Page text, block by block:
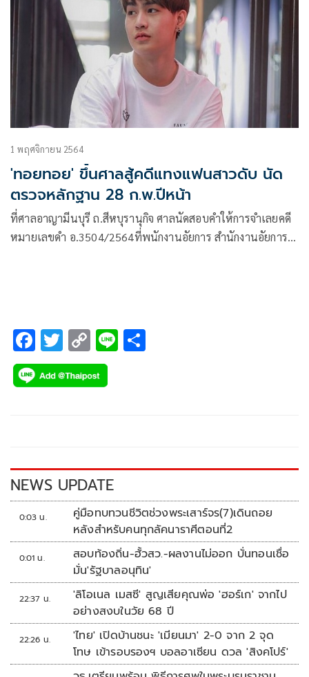
1 พฤศจิกายน 2564
'ทอยทอย' ขึ้นศาลสู้คดีแทงแฟนสาวดับ นัด
ตรวจหลักฐาน 28 ก.พ.ปีหน้า
ที่ศาลอาญามีนบุรี ถ.สีหบุรานุกิจ ศาลนัดสอบคำให้การจำเลยคดี
หมายเลขดำ อ.3504/2564ที่พนักงานอัยการ สำนักงานอัยการ
F
ac
e
k
T
wi
tt
C
o
p
k
Li
NEWS UPDATE
0:03 น.
คู่มือทบทวนชีวิตช่วงพระเสาร์จร(7)เดินถอย
หลังสำหรับคนทุกลัคนาราศีตอนที่2
0:01 น.
สอบท้องถิ่น-ฮั้วสว.-ผลงานไม่ออก บั่นทอนเชื่อ
มั่น'รัฐบาลอนุทิน'
22:37 น.
'ลิโอเนล เมสซี' สูญเสียคุณพ่อ 'ฮอร์เก' จากไป
อย่างสงบในวัย 68 ปี
22:26 น.
'ไทย' เปิดบ้านชนะ 'เมียนมา' 2-0 จาก 2 จุด
โทษ เข้ารอบรองฯ บอลอาเซียน ดวล 'สิงคโปร์'